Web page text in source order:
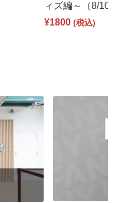
ィズ編～（8/
¥1800 (税込)